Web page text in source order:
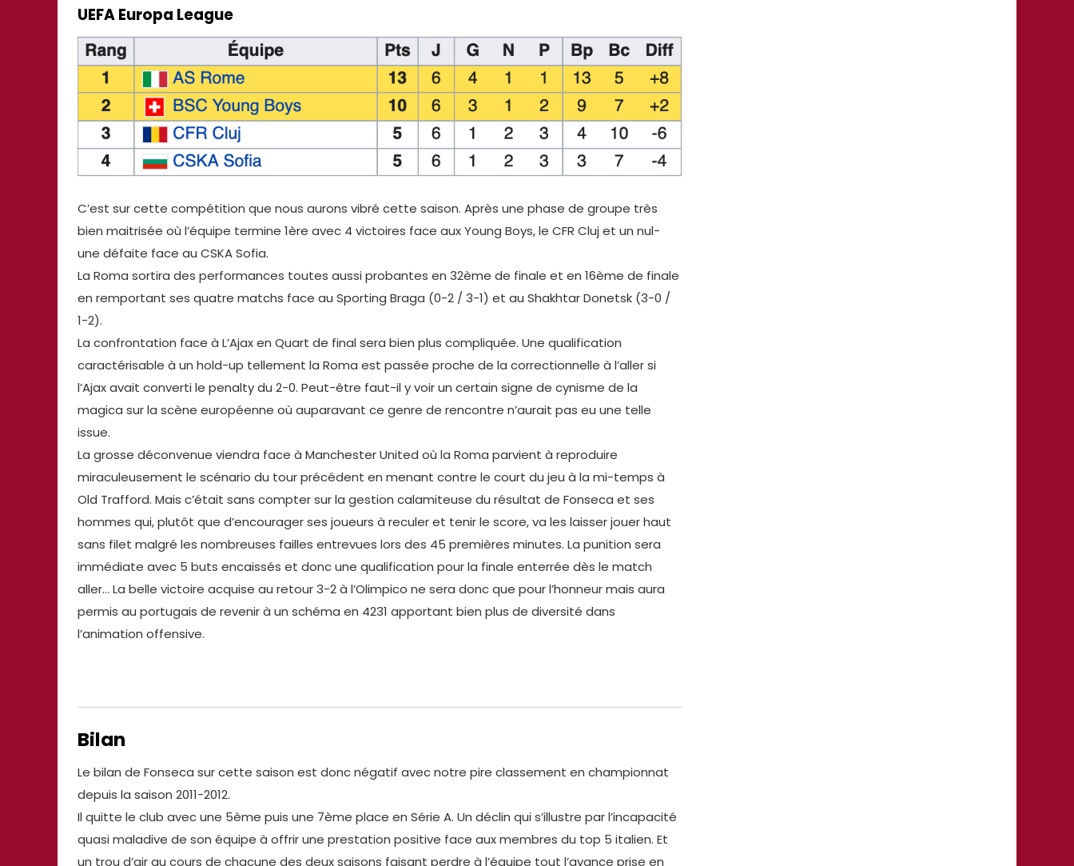
UEFA Europa League
C’est sur cette compétition que nous aurons vibré cette saison. Après une phase de groupe très
bien maitrisée où l’équipe termine 1ère avec 4 victoires face aux Young Boys, le CFR Cluj et un nul-
une défaite face au CSKA Sofia.
La Roma sortira des performances toutes aussi probantes en 32ème de finale et en 16ème de finale
en remportant ses quatre matchs face au Sporting Braga (0-2 / 3-1) et au Shakhtar Donetsk (3-0 /
1-2).
La confrontation face à L’Ajax en Quart de final sera bien plus compliquée. Une qualification
caractérisable à un hold-up tellement la Roma est passée proche de la correctionnelle à l’aller si
l’Ajax avait converti le penalty du 2-0. Peut-être faut-il y voir un certain signe de cynisme de la
magica sur la scène européenne où auparavant ce genre de rencontre n’aurait pas eu une telle
issue.
La grosse déconvenue viendra face à Manchester United où la Roma parvient à reproduire
miraculeusement le scénario du tour précédent en menant contre le court du jeu à la mi-temps à
Old Trafford. Mais c’était sans compter sur la gestion calamiteuse du résultat de Fonseca et ses
hommes qui, plutôt que d’encourager ses joueurs à reculer et tenir le score, va les laisser jouer haut
sans filet malgré les nombreuses failles entrevues lors des 45 premières minutes. La punition sera
immédiate avec 5 buts encaissés et donc une qualification pour la finale enterrée dès le match
aller… La belle victoire acquise au retour 3-2 à l’Olimpico ne sera donc que pour l’honneur mais aura
permis au portugais de revenir à un schéma en 4231 apportant bien plus de diversité dans
l’animation offensive.
Bilan
Le bilan de Fonseca sur cette saison est donc négatif avec notre pire classement en championnat
depuis la saison 2011-2012.
Il quitte le club avec une 5ème puis une 7ème place en Série A. Un déclin qui s’illustre par l’incapacité
quasi maladive de son équipe à offrir une prestation positive face aux membres du top 5 italien. Et
un trou d’air au cours de chacune des deux saisons faisant perdre à l’équipe tout l’avance prise en